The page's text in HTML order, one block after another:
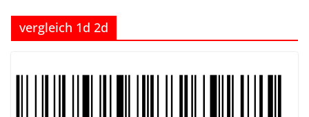
vergleich 1d 2d